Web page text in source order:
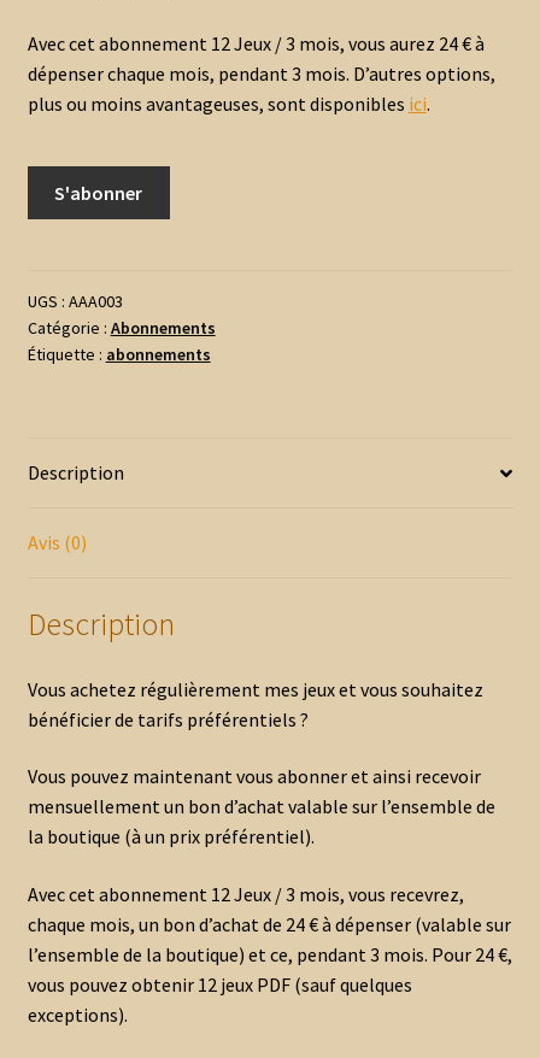
Avec cet abonnement 12 Jeux / 3 mois, vous aurez 24 € à
dépenser chaque mois, pendant 3 mois. D’autres options,
plus ou moins avantageuses, sont disponibles ici.
-
12
jeux
S'abonner
UGS : AAA003
Catégorie : Abonnements
Étiquette : abonnements
Description
Avis (0)
Description
Vous achetez régulièrement mes jeux et vous souhaitez
bénéficier de tarifs préférentiels ?
Vous pouvez maintenant vous abonner et ainsi recevoir
mensuellement un bon d’achat valable sur l’ensemble de
la boutique (à un prix préférentiel).
Avec cet abonnement 12 Jeux / 3 mois, vous recevrez,
chaque mois, un bon d’achat de 24 € à dépenser (valable sur
l’ensemble de la boutique) et ce, pendant 3 mois. Pour 24 €,
vous pouvez obtenir 12 jeux PDF (sauf quelques
exceptions).